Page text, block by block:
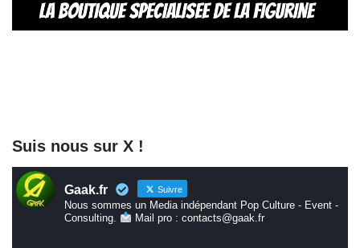
Suis nous sur X !
Gaak.fr Suivre
Nous sommes un Media indépendant Pop Culture - Event -
Consulting.
Mail pro : contacts@gaak.fr